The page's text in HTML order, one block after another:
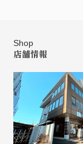
Shop
店舗情報